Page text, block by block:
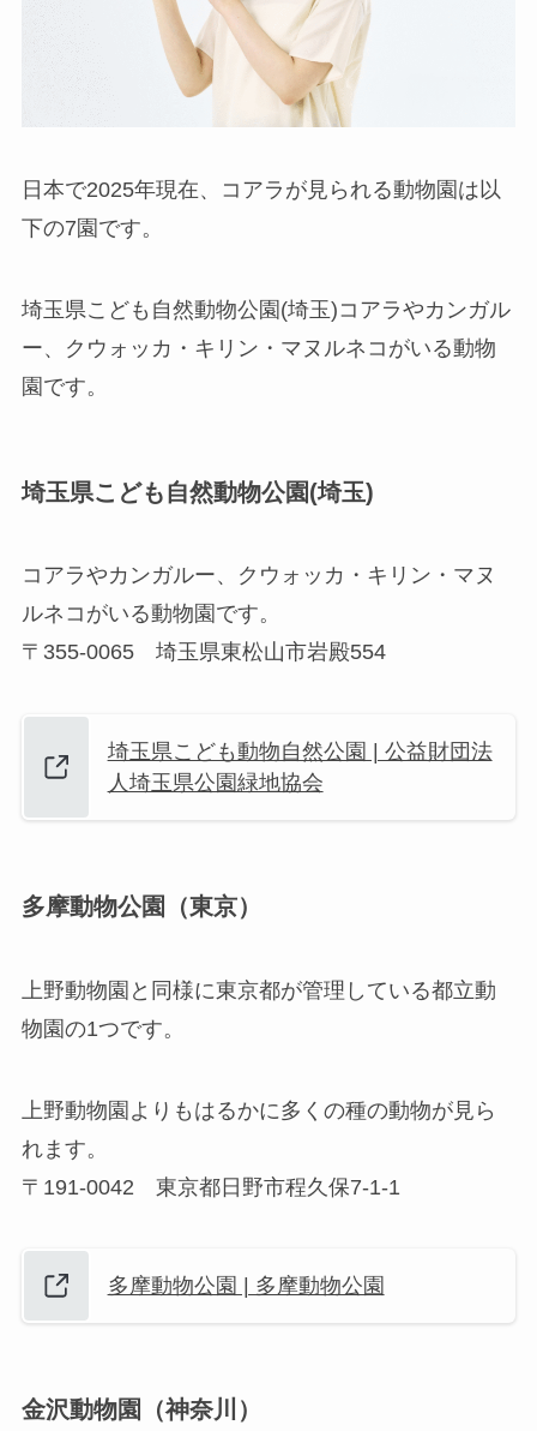
日本で2025年現在、コアラが見られる動物園は以
下の7園です。
埼玉県こども自然動物公園(埼玉)コアラやカンガル
ー、クウォッカ・キリン・マヌルネコがいる動物
園です。
埼玉県こども自然動物公園(埼玉)
コアラやカンガルー、クウォッカ・キリン・マヌ
ルネコがいる動物園です。
〒355-0065 埼玉県東松山市岩殿554
埼玉県こども動物自然公園 | 公益財団法
人埼玉県公園緑地協会
多摩動物公園（東京）
上野動物園と同様に東京都が管理している都立動
物園の1つです。
上野動物園よりもはるかに多くの種の動物が見ら
れます。
〒191-0042 東京都日野市程久保7-1-1
多摩動物公園 | 多摩動物公園
金沢動物園（神奈川）